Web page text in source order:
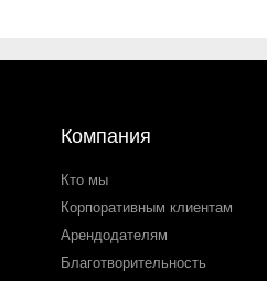
Компания
Кто мы
Корпоративным клиентам
Арендодателям
Благотворительность